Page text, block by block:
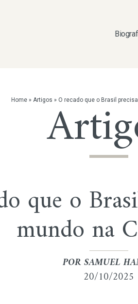
Home » Artigos » O recado que o Brasil
que o
mundo na
PORSAMUEL
20/10/2025